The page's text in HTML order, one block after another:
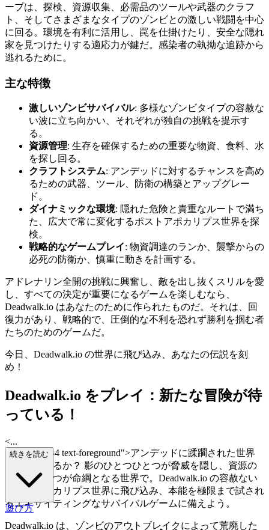
ープは、探検、資源収集、必需品のツールや武器のクラフ
ト、そしてさまざまなタイプのゾンビとの激しい戦闘を中心
に回る。環境を有利に活用し、罠を仕掛けたり、安全な隠れ
家を見つけたりする適応力が鍵だ。感染者の執拗な追跡から
逃れるために。
主な特徴
激しいゾンビサバイバル: 多様なゾンビタイプの容赦な
い波に立ち向かい、それぞれが独自の挑戦を提示す
る。
資源管理: 生存を確保するための重要な物資、食料、水
を探し回る。
クラフトシステム: アンデッドに対するチャンスを高め
るための武器、ツール、防衛の構築とアップグレー
ド。
ダイナミックな環境: 隠れた危険と貴重なルートで満ち
た、広大で常に変化するポストアポカリプス世界を探
検。
戦略的なゲームプレイ: 物資調達のランか、襲撃からの
必死の防衛か、慎重に動きを計画する。
アドレナリン全開の挑戦に興奮し、敵を出し抜くスリルを愛
し、すべての決定が重要になるゲームを楽しむなら、
Deadwalk.io はあなたのために作られたものだ。それは、回
復力があり、戦略的で、圧倒的な不利を恐れず勝利を掴む者
たちのためのゲームだ。
今日、Deadwalk.io の世界に飛び込み、あなたの伝説を刻
め！
Deadwalk.io をプレイ：新たな冒険が待
っている！
<...
p class="mb-4 text-foreground">アンデッドに蹂躙された世界
を征服できるか？ 影のひとつひとつが脅威を隠し、資源の
ひとつひとつが命綱となる世界で。Deadwalk.io の容赦ない
ポストアポカリプス世界に飛び込み、本能を極限まで試され
るエキサイティングなサバイバルゲームに備えよう。
Deadwalk.io は、ゾンビのアウトブレイクによって荒廃した
続きを読む
遊び方